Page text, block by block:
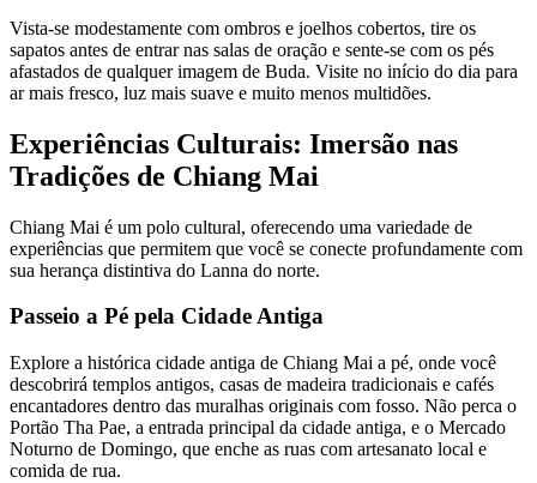
Vista-se modestamente com ombros e joelhos cobertos, tire os
sapatos antes de entrar nas salas de oração e sente-se com os pés
afastados de qualquer imagem de Buda. Visite no início do dia para
ar mais fresco, luz mais suave e muito menos multidões.
Experiências Culturais: Imersão nas
Tradições de Chiang Mai
Chiang Mai é um polo cultural, oferecendo uma variedade de
experiências que permitem que você se conecte profundamente com
sua herança distintiva do Lanna do norte.
Passeio a Pé pela Cidade Antiga
Explore a histórica cidade antiga de Chiang Mai a pé, onde você
descobrirá templos antigos, casas de madeira tradicionais e cafés
encantadores dentro das muralhas originais com fosso. Não perca o
Portão Tha Pae, a entrada principal da cidade antiga, e o Mercado
Noturno de Domingo, que enche as ruas com artesanato local e
comida de rua.